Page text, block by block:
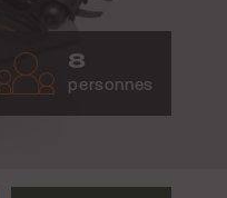
8
personnes